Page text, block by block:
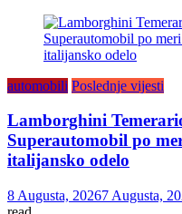
automobili Poslednje vijesti
Lamborghini
Superautomobil po
italijansko odelo
8 Augusta, 20267 Augusta,